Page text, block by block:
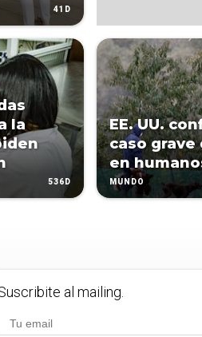
41D
la
536D
EE. UU.
caso grave
en
MUNDO
al mailing.